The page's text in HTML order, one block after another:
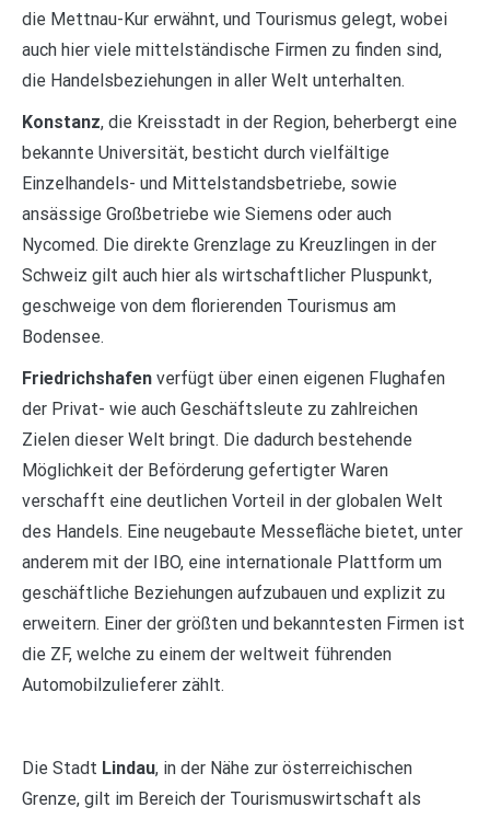
die Mettnau-Kur erwähnt, und Tourismus gelegt, wobei
auch hier viele mittelständische Firmen zu finden sind,
die Handelsbeziehungen in aller Welt unterhalten.
Konstanz, die Kreisstadt in der Region, beherbergt eine
bekannte Universität, besticht durch vielfältige
Einzelhandels- und Mittelstandsbetriebe, sowie
ansässige Großbetriebe wie Siemens oder auch
Nycomed. Die direkte Grenzlage zu Kreuzlingen in der
Schweiz gilt auch hier als wirtschaftlicher Pluspunkt,
geschweige von dem florierenden Tourismus am
Bodensee.
Friedrichshafen verfügt über einen eigenen Flughafen
der Privat- wie auch Geschäftsleute zu zahlreichen
Zielen dieser Welt bringt. Die dadurch bestehende
Möglichkeit der Beförderung gefertigter Waren
verschafft eine deutlichen Vorteil in der globalen Welt
des Handels. Eine neugebaute Messefläche bietet, unter
anderem mit der IBO, eine internationale Plattform um
geschäftliche Beziehungen aufzubauen und explizit zu
erweitern. Einer der größten und bekanntesten Firmen ist
die ZF, welche zu einem der weltweit führenden
Automobilzulieferer zählt.
Die Stadt Lindau, in der Nähe zur österreichischen
Grenze, gilt im Bereich der Tourismuswirtschaft als